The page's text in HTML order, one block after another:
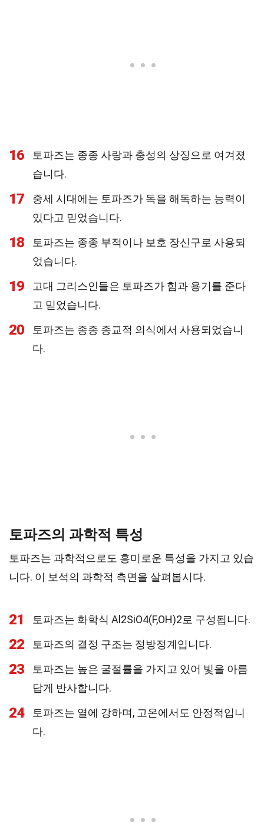
16
토파즈는 종종 사랑과 충성의 상징으로 여겨졌
습니다.
17
중세 시대에는 토파즈가 독을 해독하는 능력이
있다고 믿었습니다.
18
토파즈는 종종 부적이나 보호 장신구로 사용되
었습니다.
19
고대 그리스인들은 토파즈가 힘과 용기를 준다
고 믿었습니다.
20
토파즈는 종종 종교적 의식에서 사용되었습니
다.
토파즈의 과학적 특성
토파즈는 과학적으로도 흥미로운 특성을 가지고 있습
니다. 이 보석의 과학적 측면을 살펴봅시다.
21 토파즈는 화학식 Al2SiO4(F,OH)2로 구성됩니다.
22 토파즈의 결정 구조는 정방정계입니다.
23
토파즈는 높은 굴절률을 가지고 있어 빛을 아름
답게 반사합니다.
24
토파즈는 열에 강하며, 고온에서도 안정적입니
다.